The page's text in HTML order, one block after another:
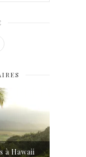
à Hawaii